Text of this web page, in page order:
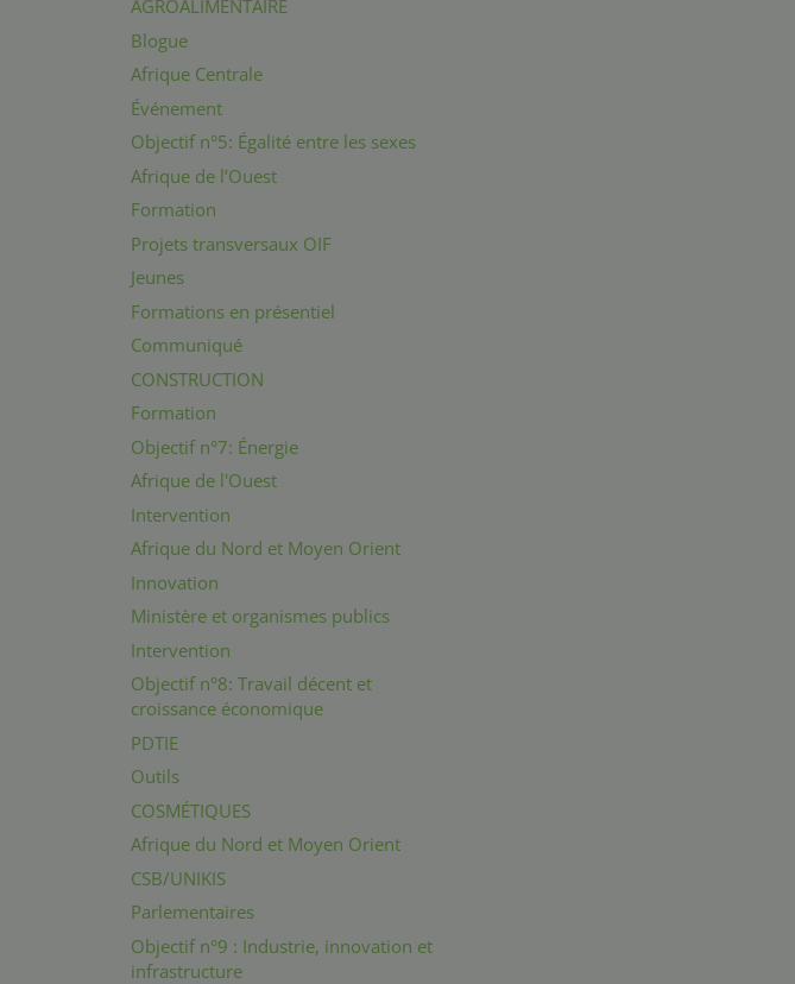
AGROALIMENTAIRE
Blogue
Afrique Centrale
Événement
Objectif n°5: Égalité entre les sexes
Afrique de l’Ouest
Formation
Projets transversaux OIF
Jeunes
Formations en présentiel
Communiqué
CONSTRUCTION
Formation
Objectif n°7: Énergie
Afrique de l'Ouest
Intervention
Afrique du Nord et Moyen Orient
Innovation
Ministère et organismes publics
Intervention
Objectif n°8: Travail décent et
croissance économique
PDTIE
Outils
COSMÉTIQUES
Afrique du Nord et Moyen Orient
CSB/UNIKIS
Parlementaires
Objectif n°9 : Industrie, innovation et
infrastructure